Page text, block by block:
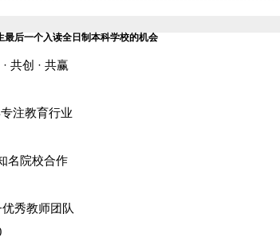
最后一个入读全日制本科学校的机会
共创 · 共赢
注教育行业
名院校合作
优秀教师团队